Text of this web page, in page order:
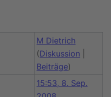
M Dietrich
(Diskussion
Beiträge)
15:53, 8. Sep.